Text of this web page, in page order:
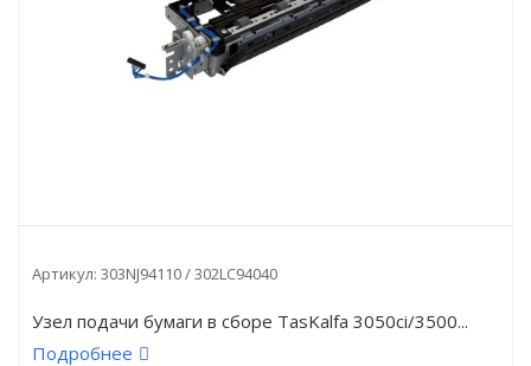
Артикул: 303NJ94110 / 302LC94040
Узел подачи бумаги в сборе TasKalfa 3050ci/3500...
Подробнее